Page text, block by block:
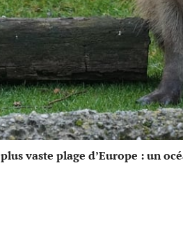
vaste plage d’Europe : un